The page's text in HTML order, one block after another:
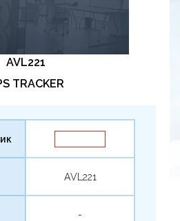
AVL221
TRACKER
AVL221
-